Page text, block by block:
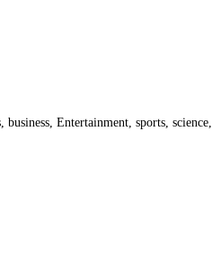
Entertainment, sports, science,